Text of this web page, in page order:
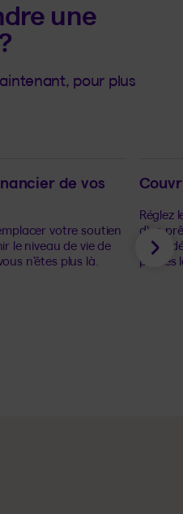
une
pour plus
de vos
votre soutien
le niveau de vie de
n’êtes plus là.
Réglez
d’un
votre
pas les